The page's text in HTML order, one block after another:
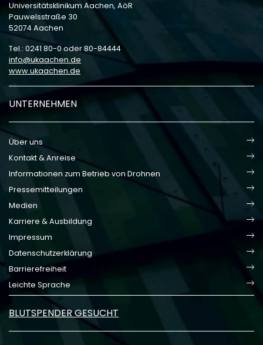
Universitätsklinikum Aachen, AöR
Pauwelsstraße 30
52074 Aachen
Tel.: 0241 80-0 oder 80-84444
info
ukaachen de
www.ukaachen.de
UNTERNEHMEN
Über uns
Kontakt & Anreise
Informationen zum Betrieb von Drohnen
Pressemitteilungen
Medien
Karriere & Ausbildung
Impressum
Datenschutzerklärung
Barrierefreiheit
Leichte Sprache
BLUTSPENDER GESUCHT